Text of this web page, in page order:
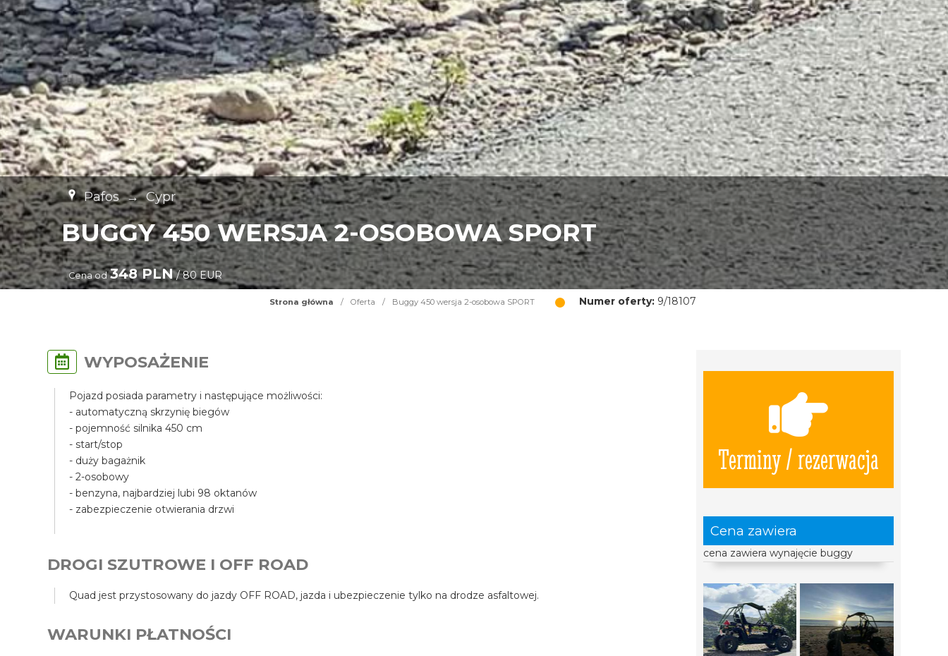
Pafos → Cypr
BUGGY 450 WERSJA 2-OSOBOWA SPORT
Cena od 348 PLN/ 80 EUR
Strona główna / Oferta / Buggy 450 wersja 2-osobowa SPORT Numer oferty: 9/18107
Terminy / rezerwacja
Cena zawiera
cena zawiera wynajęcie buggy
WYPOSAŻENIE
Pojazd posiada parametry i następujące możliwości:
- automatyczną skrzynię biegów
- pojemność silnika 450 cm
- start/stop
- duży bagażnik
- 2-osobowy
- benzyna, najbardziej lubi 98 oktanów
- zabezpieczenie otwierania drzwi
DROGI SZUTROWE I OFF ROAD
Quad jest przystosowany do jazdy OFF ROAD, jazda i ubezpieczenie tylko na drodze asfaltowej.
WARUNKI PŁATNOŚCI